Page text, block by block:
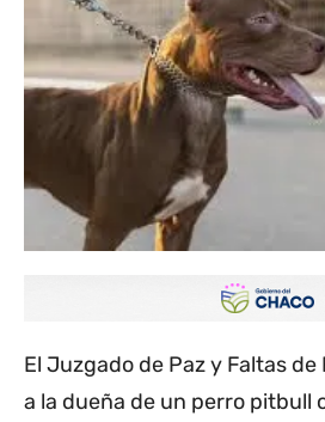
El Juzgado de Paz y Faltas
a la dueña de un perro pitbull